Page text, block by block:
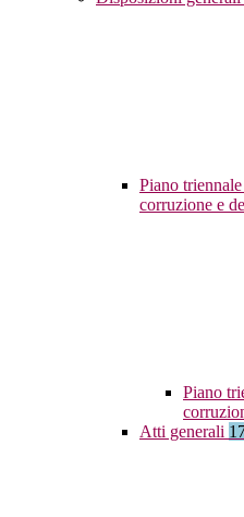
Piano
corruzione e
Piano
Atti generali